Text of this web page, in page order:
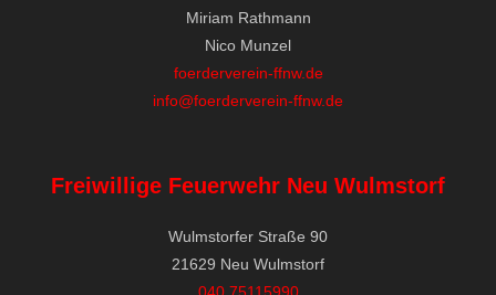
Miriam Rathmann
Nico Munzel
foerderverein-ffnw.de
info@foerderverein-ffnw.de
Freiwillige Feuerwehr Neu Wulmstorf
Wulmstorfer Straße 90
21629 Neu Wulmstorf